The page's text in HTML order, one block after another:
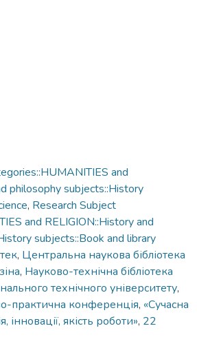
and
philosophy subjects::History
, Research Subject
and RELIGION::History and
subjects::Book and library
, Центральна наукова бібліотека
, Науково-технічна бібліотека
технічного університету,
практична конференція, «Сучасна
інновації, якість роботи», 22